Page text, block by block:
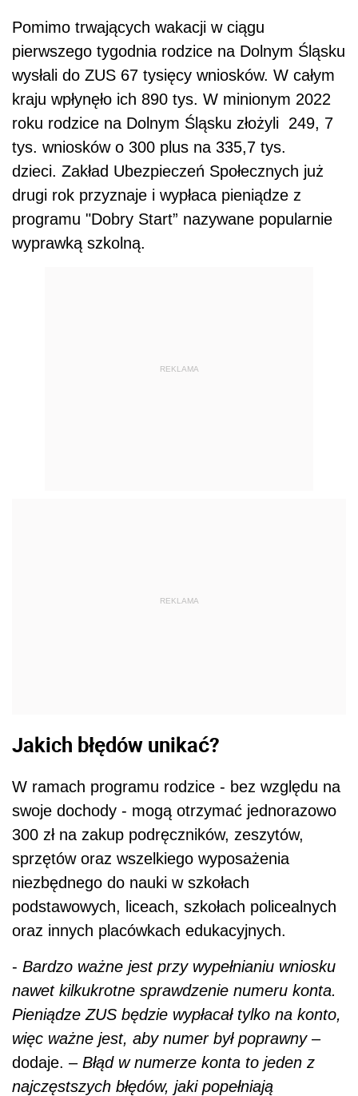
Pomimo trwających wakacji w ciągu
pierwszego tygodnia rodzice na Dolnym Śląsku
wysłali do ZUS 67 tysięcy wniosków. W całym
kraju wpłynęło ich 890 tys. W minionym 2022
roku rodzice na Dolnym Śląsku złożyli 249, 7
tys. wniosków o 300 plus na 335,7 tys.
dzieci. Zakład Ubezpieczeń Społecznych już
drugi rok przyznaje i wypłaca pieniądze z
programu "Dobry Start” nazywane popularnie
wyprawką szkolną.
REKLAMA
REKLAMA
Jakich błędów unikać?
W ramach programu rodzice - bez względu na
swoje dochody - mogą otrzymać jednorazowo
300 zł na zakup podręczników, zeszytów,
sprzętów oraz wszelkiego wyposażenia
niezbędnego do nauki w szkołach
podstawowych, liceach, szkołach policealnych
oraz innych placówkach edukacyjnych.
- Bardzo ważne jest przy wypełnianiu wniosku
nawet kilkukrotne sprawdzenie numeru konta.
Pieniądze ZUS będzie wypłacał tylko na konto,
więc ważne jest, aby numer był poprawny–
dodaje. – Błąd w numerze konta to jeden z
najczęstszych błędów, jaki popełniają